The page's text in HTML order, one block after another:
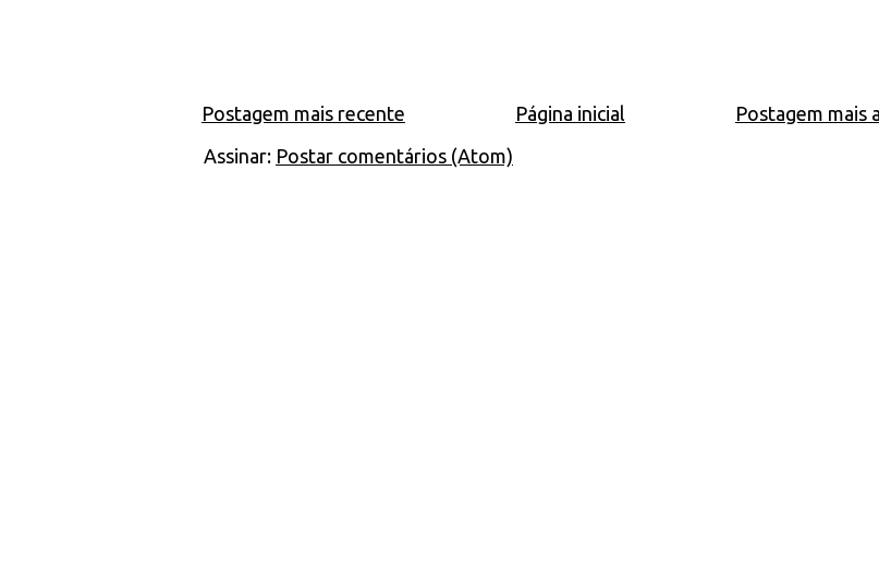
Postagem mais recente Postagem mais
Página inicial
Assinar: Postar comentários (Atom)